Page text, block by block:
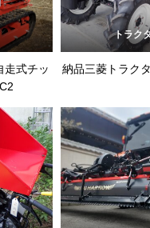
式チッ
トラク
納品三菱トラク